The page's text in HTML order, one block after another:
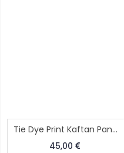
Tie Dye Print Kaftan Pant Set
45,00